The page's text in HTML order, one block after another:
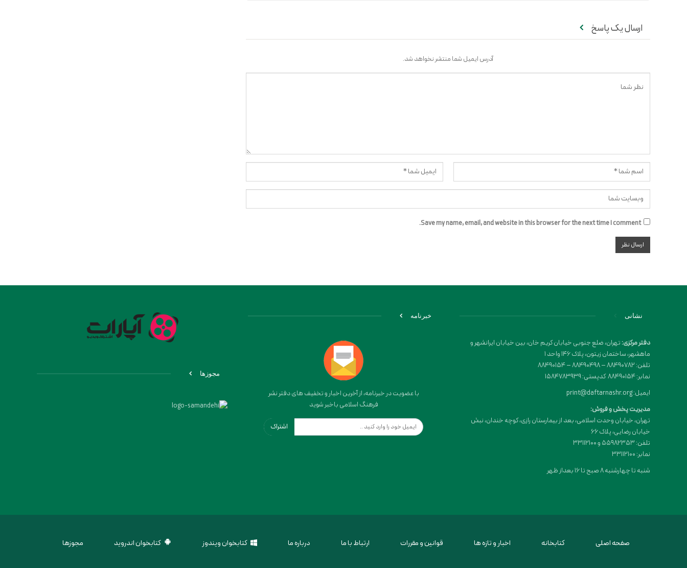
ارسال یک پاسخ
آدرس ایمیل شما منتشر نخواهد شد.
Save my name, email, and website in this browser for the next time I comment.
نشانی
دفتر مرکزی:تهران، ضلع جنوبی خیابان کریم خان، بین خیابان ایرانشهر و
ماهشهر، ساختمان زیتون، پلاک 146 واحد 1
تلفن: 88490782 – 88490498 – 88490154
نمابر: 88490154 کدپستی: 1584783939
ایمیل: print@daftarnashr.org
مدیریت پخش و فروش:
تهران، خیابان وحدت اسلامی، بعد از بیمارستان رازی، کوچه خندان، نبش
خیابان رضایی، پلاک ۶۶
تلفن: 55982353 و 33112100
نمابر: 33112100
شنبه تا چهارشنبه 8 صبح تا 16 بعداز ظهر
خبرنامه
با عضویت در خبرنامه، از آخرین اخبار و تخفیف های دفتر نشر
فرهنگ اسلامی باخبر شوید
اشتراک
مجوزها
صفحه اصلی کتابخانه اخبار و تازه ها قوانین و مقررات ارتباط با ما درباره ما کتابخوان ویندوز کتابخوان اندروید مجوزها